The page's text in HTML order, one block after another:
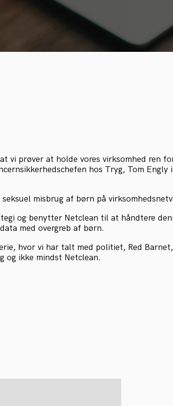
vi prøver at holde vores virksomhed ren
hos Tryg, Tom Engly
misbrug af børn på
og benytter Netclean til at håndtere
med overgreb af børn.
hvor vi har talt med politiet, Red Barnet,
og ikke mindst Netclean.